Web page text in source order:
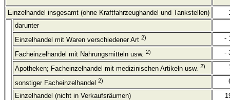
Einzelhandel insgesamt (ohne Kraftfahrzeughandel und Tankstellen)
darunter
Einzelhandel mit Waren verschiedener Art 2) -
Facheinzelhandel mit Nahrungsmitteln usw. 2) -
Apotheken; Facheinzelhandel mit medizinischen Artikeln usw. 2)
sonstiger Facheinzelhandel 2)
Einzelhandel (nicht in Verkaufsräumen)